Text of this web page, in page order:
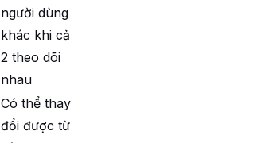
người dùng
khác khi cả
2 theo dõi
nhau
Có thể thay
đổi được từ